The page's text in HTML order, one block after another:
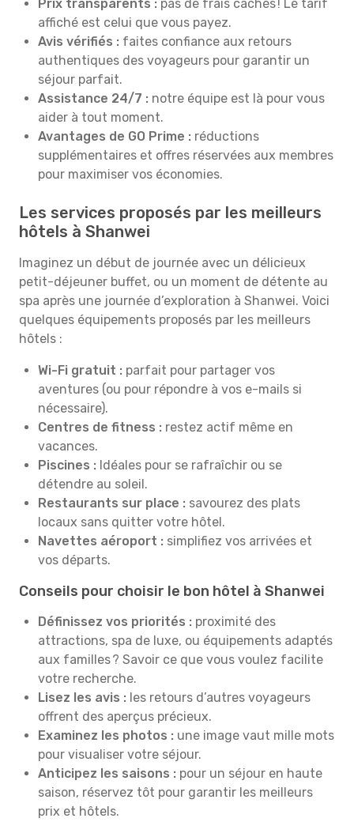
Prix transparents : pas de frais cachés ! Le tarif
affiché est celui que vous payez.
Avis vérifiés : faites confiance aux retours
authentiques des voyageurs pour garantir un
séjour parfait.
Assistance 24/7 : notre équipe est là pour vous
aider à tout moment.
Avantages de GO Prime : réductions
supplémentaires et offres réservées aux membres
pour maximiser vos économies.
Les services proposés par les meilleurs
hôtels à Shanwei
Imaginez un début de journée avec un délicieux
petit-déjeuner buffet, ou un moment de détente au
spa après une journée d’exploration à Shanwei. Voici
quelques équipements proposés par les meilleurs
hôtels :
Wi-Fi gratuit : parfait pour partager vos
aventures (ou pour répondre à vos e-mails si
nécessaire).
Centres de fitness : restez actif même en
vacances.
Piscines : Idéales pour se rafraîchir ou se
détendre au soleil.
Restaurants sur place : savourez des plats
locaux sans quitter votre hôtel.
Navettes aéroport : simplifiez vos arrivées et
vos départs.
Conseils pour choisir le bon hôtel à Shanwei
Définissez vos priorités : proximité des
attractions, spa de luxe, ou équipements adaptés
aux familles ? Savoir ce que vous voulez facilite
votre recherche.
Lisez les avis : les retours d’autres voyageurs
offrent des aperçus précieux.
Examinez les photos : une image vaut mille mots
pour visualiser votre séjour.
Anticipez les saisons : pour un séjour en haute
saison, réservez tôt pour garantir les meilleurs
prix et hôtels.